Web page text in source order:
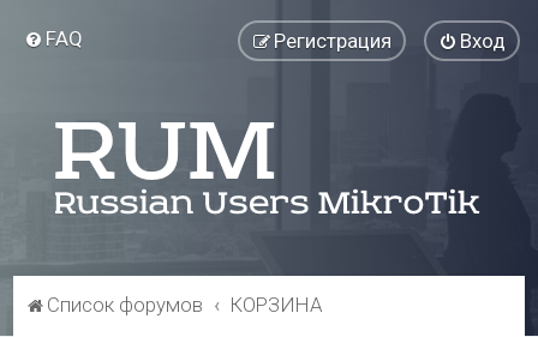
FAQ Вход
Регистрация
Список форумов КОРЗИНА